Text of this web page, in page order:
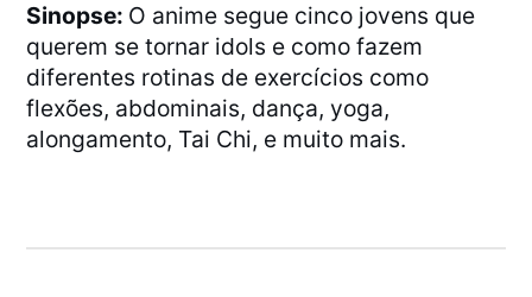
Sinopse: O anime segue cinco jovens que
querem se tornar idols e como fazem
diferentes rotinas de exercícios como
flexões, abdominais, dança, yoga,
alongamento, Tai Chi, e muito mais.